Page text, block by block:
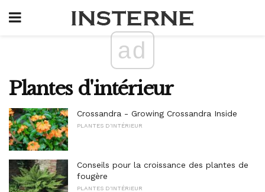
ad
Plantes d'intérieur
Crossandra - Growing Crossandra Inside
PLANTES D'INTÉRIEUR
Conseils pour la croissance des plantes de
fougère
PLANTES D'INTÉRIEUR